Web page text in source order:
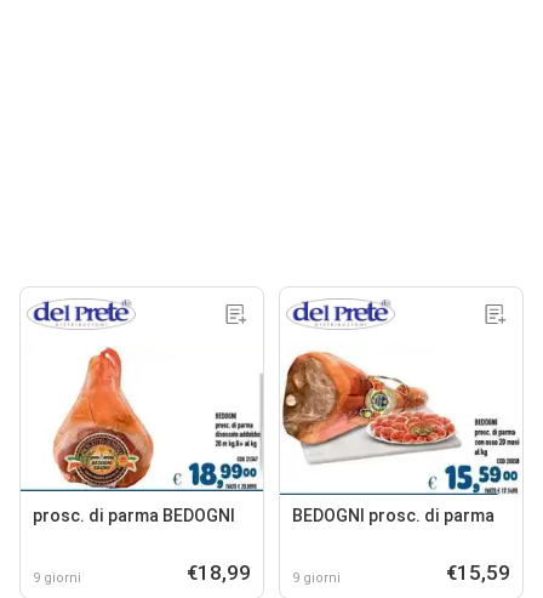
prosc. di parma BEDOGNI
9 giorni €18,99
BEDOGNI prosc. di parma
9 giorni €15,59